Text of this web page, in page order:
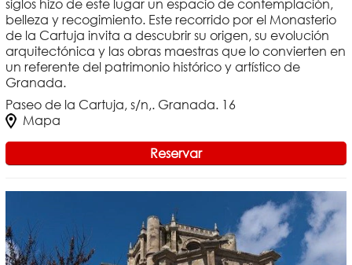
siglos hizo de este lugar un espacio de contemplación,
belleza y recogimiento. Este recorrido por el Monasterio
de la Cartuja invita a descubrir su origen, su evolución
arquitectónica y las obras maestras que lo convierten en
un referente del patrimonio histórico y artístico de
Granada.
Paseo de la Cartuja, s/n,. Granada. 16
Mapa
Reservar